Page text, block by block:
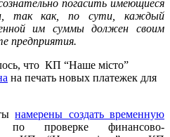
погасить имеющиеся
так как, по сути, каждый
им суммы должен своим
предприятия.
что КП “Наше місто”
на печать новых платежек для
намерены создать временную
проверке финансово-